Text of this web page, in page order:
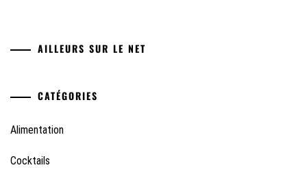
AILLEURS SUR LE NET
CATÉGORIES
Alimentation
Cocktails